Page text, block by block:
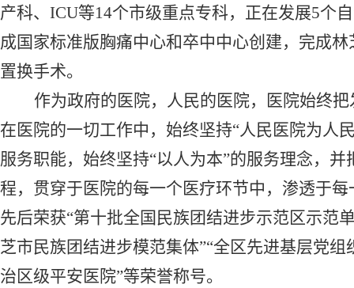
产科、ICU等14个市级重点专科，正在发展5个
成国家标准版胸痛中心和卒中中心创建，完成
置换手术。
作为政府的医院，人民的医院，医院始终
在医院的一切工作中，始终坚持“人民医院为人
服务职能，始终坚持“以人为本”的服务理念，
程，贯穿于医院的每一个医疗环节中，渗透于
先后荣获“第十批全国民族团结进步示范区示范
芝市民族团结进步模范集体”“全区先进基层党
治区级平安医院”等荣誉称号。